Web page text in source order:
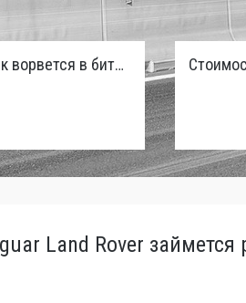
Eclipse. Самый быстрый передний
Новый соперник ворвется в битву пикапов: Sinotruk S7 с дизелем и 4×4 готовят к старту в России
Land Rover